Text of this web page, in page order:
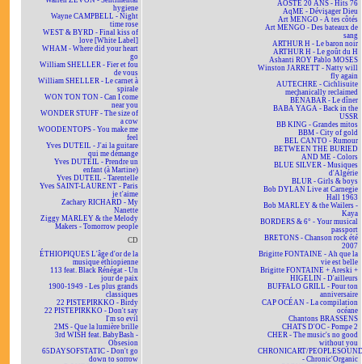
hygiene
Wayne CAMPBELL - Night
time rose
WEST & BYRD - Final kiss of
love [White Label]
WHAM - Where did your heart
go
William SHELLER - Fier et fou
de vous
William SHELLER - Le carnet à
spirale
WON TON TON - Can I come
near you
WONDER STUFF - The size of
a cow
WOODENTOPS - You make me
feel
Yves DUTEIL - J'ai la guitare
qui me démange
Yves DUTEIL - Prendre un
enfant (à Martine)
Yves DUTEIL - Tarentelle
Yves SAINT-LAURENT - Paris
je t'aime
Zachary RICHARD - My
Nanette
Ziggy MARLEY & the Melody
Makers - Tomorrow people
CD
ÉTHIOPIQUES L'âge d'or de la
musique éthiopienne
113 feat. Black Rénégat - Un
jour de paix
1900-1949 - Les plus grands
classiques
22 PISTEPIRKKO - Birdy
22 PISTEPIRKKO - Don't say
I'm so evil
2MS - Que la lumière brille
3rd WISH feat. BabyBash -
Obsesion
65DAYSOFSTATIC - Don't go
down to sorrow
AOSTE 20 ANS - Hits 76
AqME - Dévisager Dieu
Art MENGO - À tes côtés
Art MENGO - Des bateaux de
sang
ARTHUR H - Le baron noir
ARTHUR H - Le goût du H
Ashanti ROY Pablo MOSES
Winston JARRETT - Natty will
fly again
AUTECHRE - Cichlisuite
mechanically reclaimed
BÉNABAR - Le dîner
BABA YAGA - Back in the
USSR
BB KING - Grandes mitos
BBM - City of gold
BEL CANTO - Rumour
BETWEEN THE BURIED
AND ME - Colors
BLUE SILVER - Musiques
d'Algérie
BLUR - Girls & boys
Bob DYLAN Live at Carnegie
Hall 1963
Bob MARLEY & the Wailers -
Kaya
BORDERS & 6° - Your musical
passport
BRETONS - Chanson rock été
2007
Brigitte FONTAINE - Ah que la
vie est belle
Brigitte FONTAINE + Areski +
HIGELIN - D'ailleurs
BUFFALO GRILL - Pour ton
anniversaire
CAP OCÉAN - La compilation
océane
Chantons BRASSENS
CHATS D'OC - Pompe 2
CHER - The music's no good
without you
CHRONICART/
- Chronic'Organic